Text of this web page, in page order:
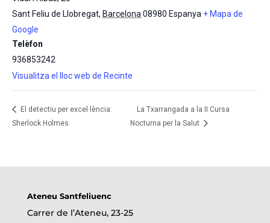
Sant Feliu de Llobregat, Barcelona 08980 Espanya + Mapa de
Google
Telèfon
936853242
Visualitza el lloc web de Recinte
El detectiu per excel·lència:
Sherlock Holmes
La Txarrangada a la II Cursa
Nocturna per la Salut
Ateneu Santfeliuenc
Carrer de l’Ateneu, 23-25